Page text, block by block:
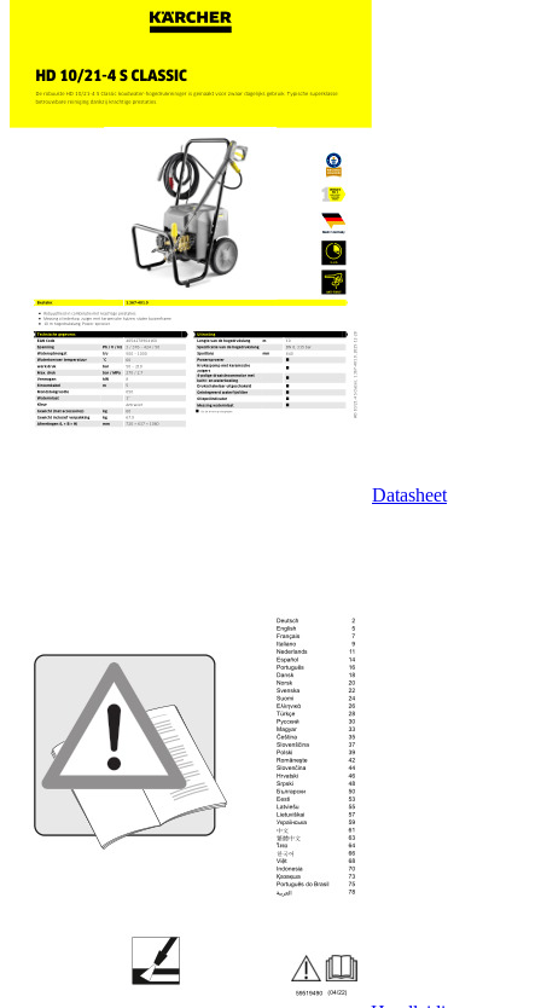
Datasheet